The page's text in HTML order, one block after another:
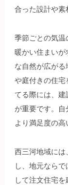
合った設計や素
季節ごとの気
暖かい住まい
な自然が広が
や庭付きの住
てる際には、
が重要です。自
より満足度の高
西三河地域に
し、地元なら
して注文住宅